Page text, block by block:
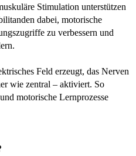
Stimulation unterstützen
dabei, motorische
zu verbessern und
Feld erzeugt, das Nerven
wie zentral – aktiviert. So
motorische Lernprozesse